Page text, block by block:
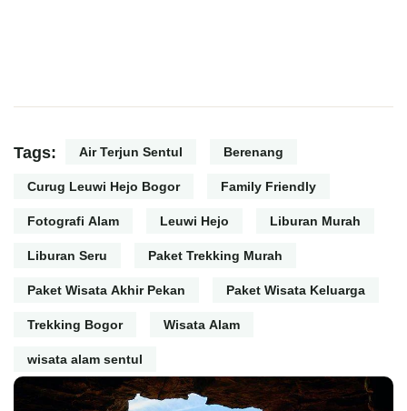
Tags: Air Terjun Sentul Berenang
Curug Leuwi Hejo Bogor Family Friendly
Fotografi Alam Leuwi Hejo Liburan Murah
Liburan Seru Paket Trekking Murah
Paket Wisata Akhir Pekan Paket Wisata Keluarga
Trekking Bogor Wisata Alam
wisata alam sentul